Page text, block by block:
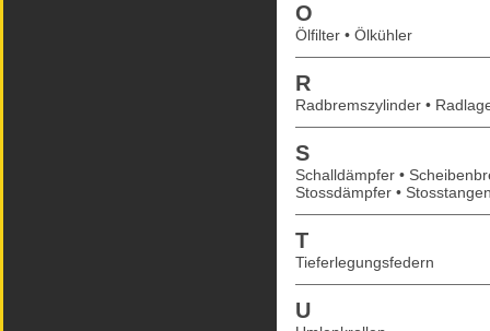
O
Ölfilter • Ölkühler
R
Radbremszylinder •
S
Schalldämpfer •
Stossdämpfer •
T
Tieferlegungsfedern
U